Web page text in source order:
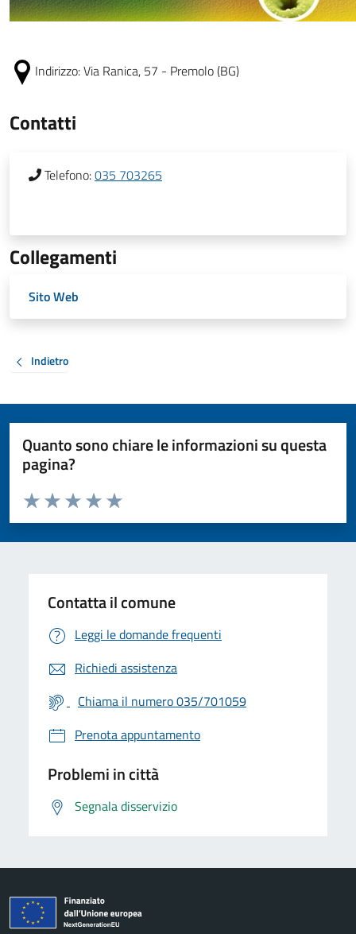
Indirizzo:Via Ranica, 57 - Premolo (BG)
Contatti
Telefono:035 703265
Collegamenti
Sito Web
Indietro
Quanto sono chiare le informazioni su questa
pagina?
Valuta da 1 a 5 stelle la pagina
Valuta 5 stelle su 5
Valuta 4 stelle su 5
Valuta 3 stelle su 5
Valuta 2 stelle su 5
Valuta 1 stelle su 5
Contatta il comune
Leggi le domande frequenti
Richiedi assistenza
Chiama il numero 035/701059
Prenota appuntamento
Problemi in città
Segnala disservizio